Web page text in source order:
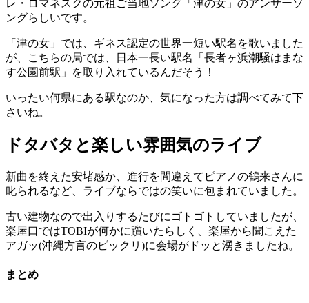
レ・ロマネスクの元祖ご当地ソング「津の女」のアンサーソ
ングらしいです。
「津の女」では、ギネス認定の世界一短い駅名を歌いました
が、こちらの局では、日本一長い駅名「長者ヶ浜潮騒はまな
す公園前駅」を取り入れているんだそう！
いったい何県にある駅なのか、気になった方は調べてみて下
さいね。
ドタバタと楽しい雰囲気のライブ
新曲を終えた安堵感か、進行を間違えてピアノの鶴来さんに
叱られるなど、ライブならではの笑いに包まれていました。
古い建物なので出入りするたびにゴトゴトしていましたが、
楽屋口ではTOBIが何かに躓いたらしく、楽屋から聞こえた
アガッ(沖縄方言のビックリ)に会場がドッと湧きましたね。
まとめ